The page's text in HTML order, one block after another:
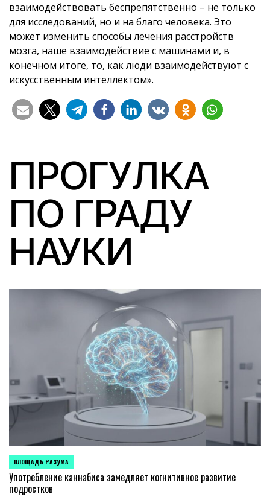
взаимодействовать беспрепятственно – не только
для исследований, но и на благо человека. Это
может изменить способы лечения расстройств
мозга, наше взаимодействие с машинами и, в
конечном итоге, то, как люди взаимодействуют с
искусственным интеллектом».
ПРОГУЛКА
ПО ГРАДУ
НАУКИ
POSTED
IN
ПЛОЩАДЬ РАЗУМА
Употребление каннабиса замедляет когнитивное развитие
подростков